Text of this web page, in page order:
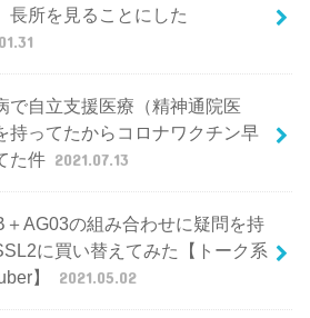
長所を見ることにした
で自立支援医療（精神通院医
持ってたからコロナワクチン早
た件 2021.07.13
＋AG03の組み合わせに疑問を持
に買い替えてみた【トーク系
】
2021.05.02